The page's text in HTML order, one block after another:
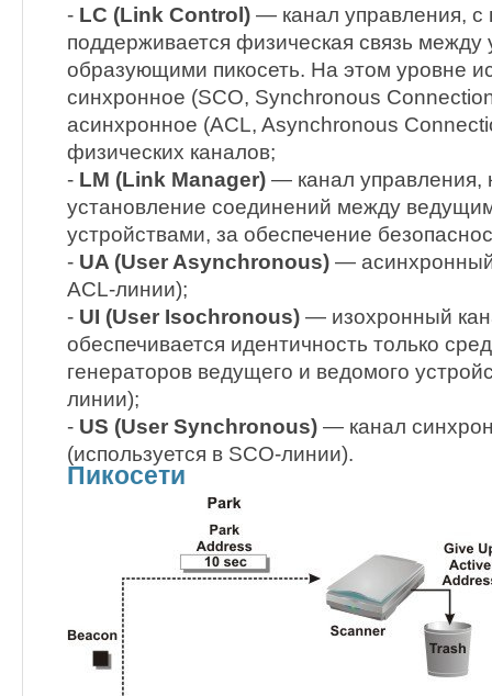
- LC (Link Control) — канал управления, с
поддерживается физическая связь между
образующими пикосеть. На этом уровне
синхронное (SCO, Synchronous
асинхронное (ACL, Asynchronous
физических каналов;
- LM (Link Manager) — канал управления,
установление соединений между
устройствами, за обеспечение
- UA (User Asynchronous) — асинхронный
ACL-линии);
- UI (User Isochronous) — изохронный
обеспечивается идентичность только
генераторов ведущего и ведомого
линии);
- US (User Synchronous) — канал
(используется в SCO-линии).
Пикосети